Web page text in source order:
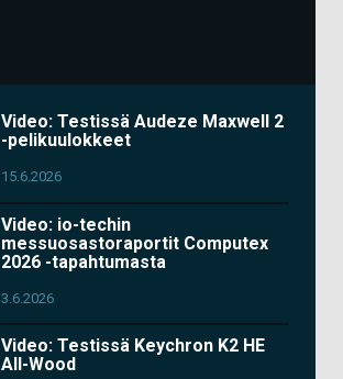
Video: Testissä Audeze Maxwell 2
-pelikuulokkeet
15.6.2026
Video: io-techin
messuosastoraportit Computex
2026 -tapahtumasta
3.6.2026
Video: Testissä Keychron K2 HE
All-Wood